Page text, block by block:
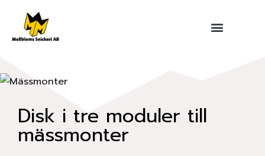
innehåll
Disk i tre moduler till
mässmonter